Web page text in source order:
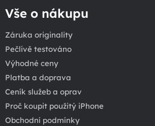
Vše o nákupu
Záruka originality
Pečlivě testováno
Výhodné ceny
Platba a doprava
Ceník služeb a oprav
Proč koupit použitý iPhone
Obchodní podmínky